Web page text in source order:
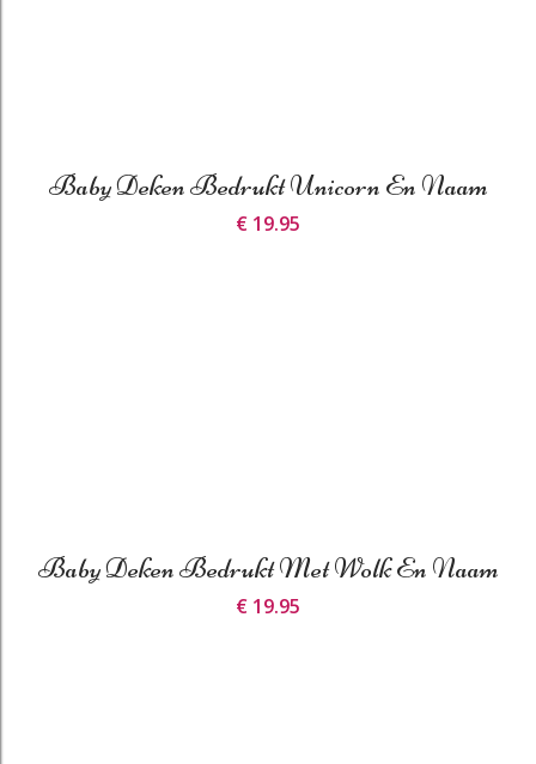
Baby Deken Bedrukt Unicorn En Naam
€ 19.95
Baby Deken Bedrukt Met Wolk En Naam
€ 19.95